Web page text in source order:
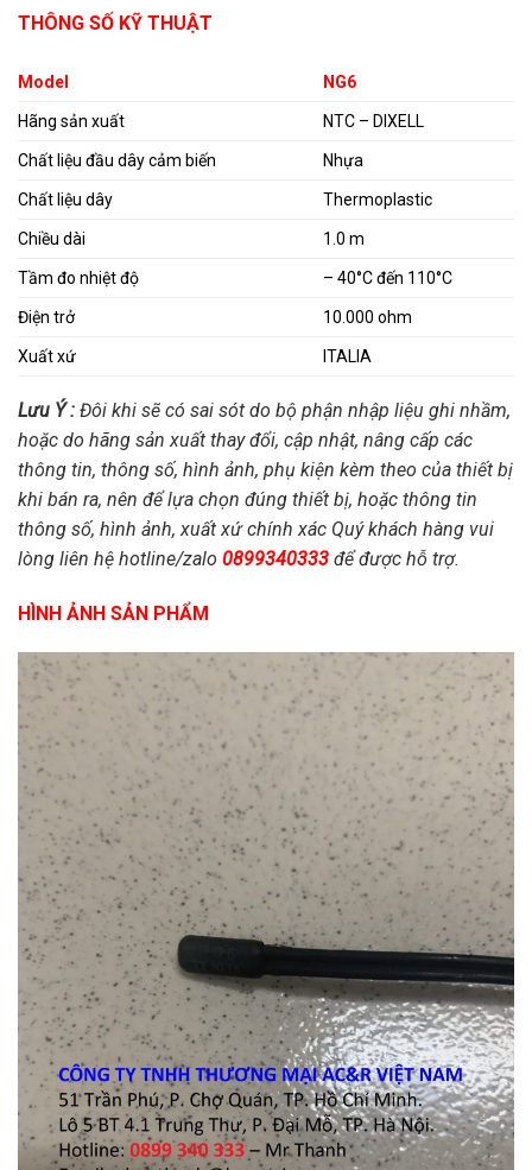
THÔNG SỐ KỸ THUẬT
Model NG6
Hãng sản xuất NTC – DIXELL
Chất liệu đầu dây cảm biến Nhựa
Chất liệu dây Thermoplastic
Chiều dài 1.0 m
Tầm đo nhiệt độ – 40°C đến 110°C
Điện trở 10.000 ohm
Xuất xứ ITALIA
Lưu Ý : Đôi khi sẽ có sai sót do bộ phận nhập liệu ghi nhầm,
hoặc do hãng sản xuất thay đổi, cập nhật, nâng cấp các
thông tin, thông số, hình ảnh, phụ kiện kèm theo của thiết bị
khi bán ra, nên để lựa chọn đúng thiết bị, hoặc thông tin
thông số, hình ảnh, xuất xứ chính xác Quý khách hàng vui
lòng liên hệ hotline/zalo 0899340333 để được hỗ trợ.
HÌNH ẢNH SẢN PHẨM